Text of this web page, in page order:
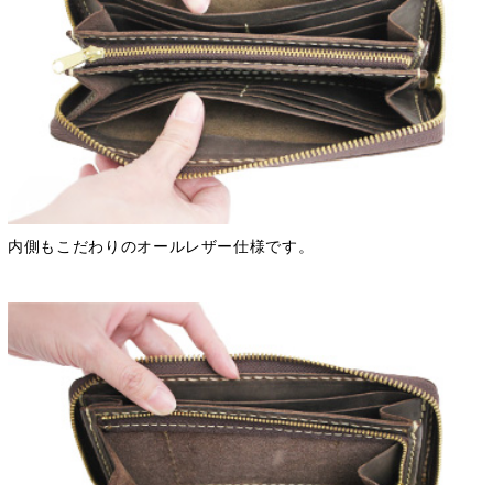
内側もこだわりのオールレザー仕様です。